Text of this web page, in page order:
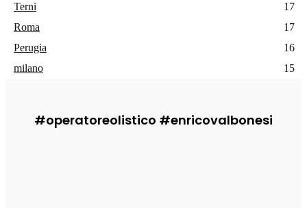
Terni
17
Roma
17
Perugia
16
milano
15
#operatoreolistico #enricovalbonesi